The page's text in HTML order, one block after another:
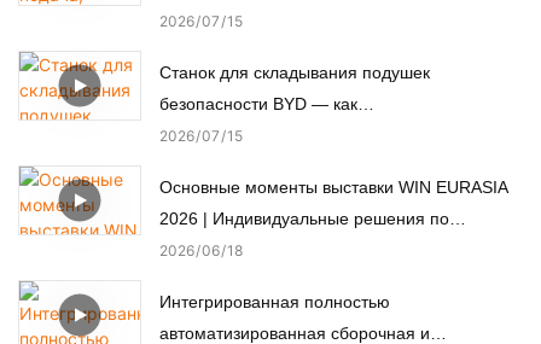
Автоматизированная сборочная машина.
2026 07 15
Станок для складывания подушек
безопасности BYD — как
автоматизированное производство
2026 07 15
Основные моменты выставки WIN EURASIA
2026 | Индивидуальные решения по
автоматизации для электроники,
промышленности
2026 06 18
Интегрированная полностью
автоматизированная сборочная и